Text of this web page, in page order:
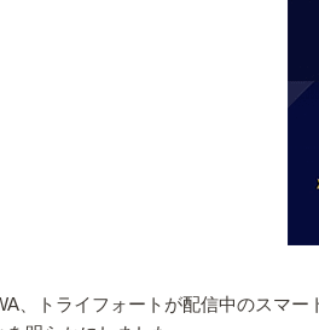
、トライフォートが配信中のスマ